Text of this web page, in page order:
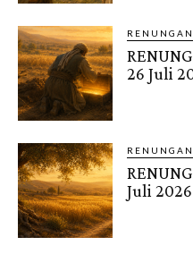
26 Juli
Juli 2026